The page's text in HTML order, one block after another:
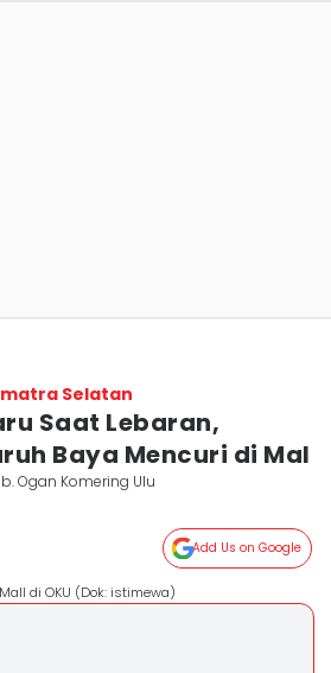
Selatan
Saat Lebaran,
Baya Mencuri di Mal
Ogan Komering Ulu
Add Us on Google
di OKU (Dok: istimewa)